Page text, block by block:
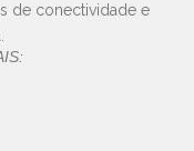
de conectividade e